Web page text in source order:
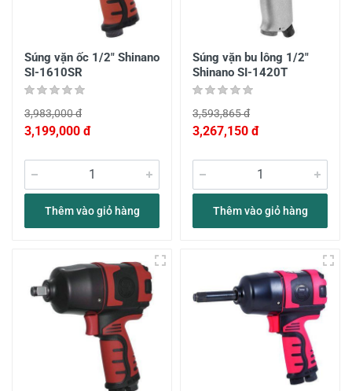
Súng vặn ốc 1/2" Shinano
SI-1610SR
3,983,000 đ
3,199,000 đ
Thêm vào giỏ hàng
Súng vặn bu lông 1/2"
Shinano SI-1420T
3,593,865 đ
3,267,150 đ
Thêm vào giỏ hàng